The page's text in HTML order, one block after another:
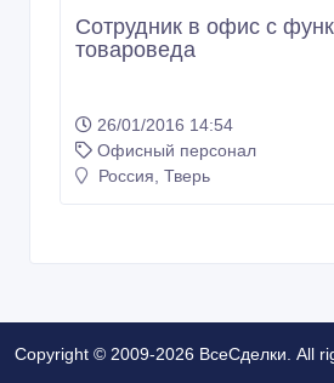
Сотрудник в офис с
товароведа
26/01/2016 14:54
Офисный персонал
Россия, Тверь
Copyright © 2009-2026 ВсеСделки. All